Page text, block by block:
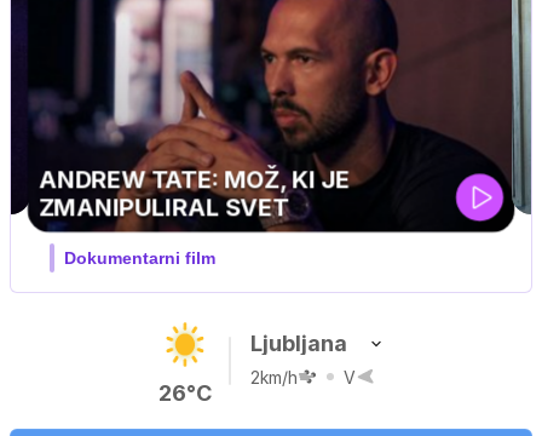
MOJ PRIJATELJ PINGVIN
Film meseca / družinski, pustolovski
26°C
Ljubljana
2km/h V